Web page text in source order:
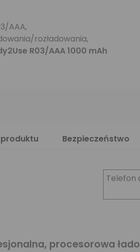
AAA,
rozładowania,
R03/AAA 1000 mAh
Bezpieczeństwo
Telefon
procesorowa